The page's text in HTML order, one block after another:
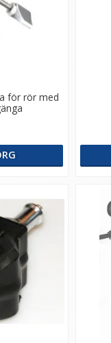
för rör med